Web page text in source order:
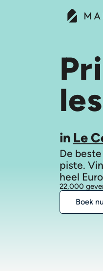
in Le
De
piste.
heel
22,000
Boek nu